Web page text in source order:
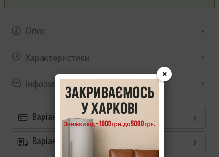
Опис
Характеристики
Інформація/демонстрація
Варіанти оплати
Варіанти доставки
×